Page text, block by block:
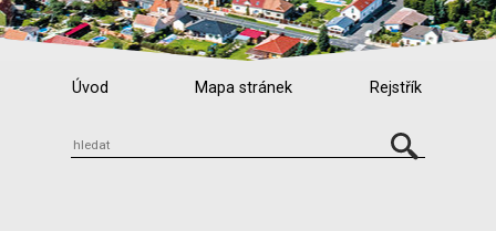
Úvod Mapa stránek Rejstřík